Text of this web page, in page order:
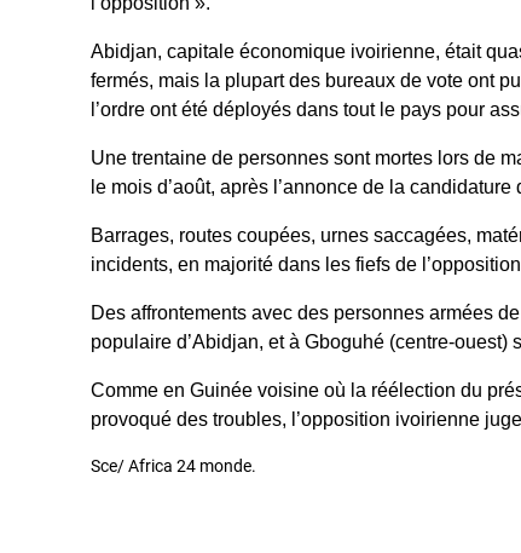
Abidjan, capitale économique ivoirienne, était
fermés, mais la plupart des bureaux de vote ont
l’ordre ont été déployés dans tout le pays pour
Une trentaine de personnes sont mortes lors de
le mois d’août, après l’annonce de la candidature
Barrages, routes coupées, urnes saccagées,
incidents, en majorité dans les fiefs de
Des affrontements avec des personnes armées
populaire d’Abidjan, et à Gboguhé (centre-ouest)
Comme en Guinée voisine où la réélection du
provoqué des troubles, l’opposition ivoirienne
Sce/ Africa 24 monde.